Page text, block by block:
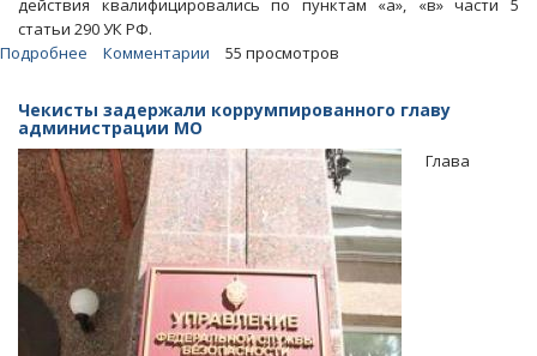
действия квалифицировались по пунктам «а», «в» части 5
статьи 290 УК РФ.
Подробнее
за
земельные
махинации
осудили
экс-
чиновницу
мэрии
Комментарии 55 просмотров
Чекисты задержали коррумпированного главу
администрации МО
Глава